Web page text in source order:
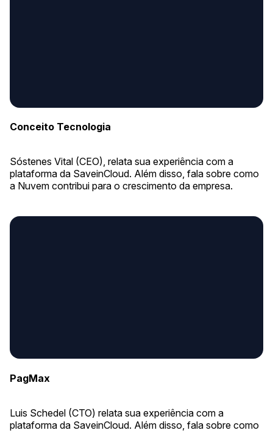
Conceito Tecnologia
Sóstenes Vital (CEO), relata sua experiência com a
plataforma da SaveinCloud. Além disso, fala sobre como
a Nuvem contribui para o crescimento da empresa.
PagMax
Luis Schedel (CTO) relata sua experiência com a
plataforma da SaveinCloud. Além disso, fala sobre como